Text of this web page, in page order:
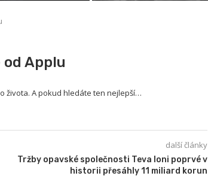
Applu
života. A pokud hledáte ten nejlepší…
další články
Tržby opavské společnosti Teva loni poprvé v
historii přesáhly 11 miliard korun